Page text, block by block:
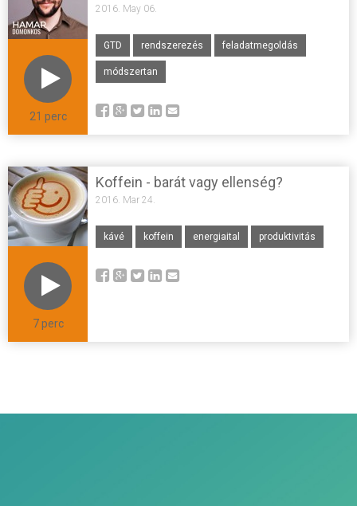
21 perc
2016. May 06.
GTD rendszerezés feladatmegoldás
módszertan
7 perc
Koffein - barát vagy ellenség?
2016. Mar 24.
kávé koffein energiaital produktivitás